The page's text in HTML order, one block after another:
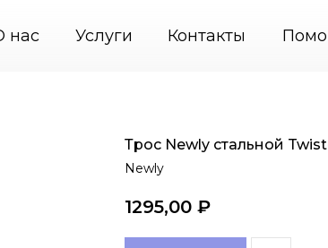
Контакты
Услуги
нас
Трос Newly стальной
Newly
1295,00 ₽